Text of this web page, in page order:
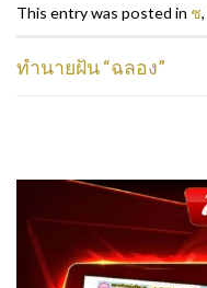
This entry was posted in ช,
ทำนายฝัน “ฉลอง”